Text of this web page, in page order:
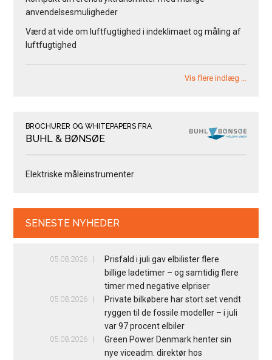
anvendelsesmuligheder
Værd at vide om luftfugtighed i indeklimaet og måling af
luftfugtighed
Vis flere indlæg …
BROCHURER OG WHITEPAPERS FRA
BUHL & BØNSØE
Elektriske måleinstrumenter
SENESTE NYHEDER
05.08.2026
Prisfald i juli gav elbilister flere
billige ladetimer – og samtidig flere
timer med negative elpriser
05.08.2026
Private bilkøbere har stort set vendt
ryggen til de fossile modeller – i juli
var 97 procent elbiler
05.08.2026
Green Power Denmark henter sin
nye viceadm. direktør hos